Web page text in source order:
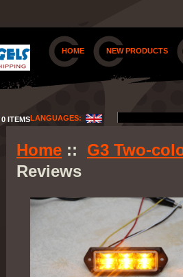
HOME NEW PRODUCTS
0 ITEMSLANGUAGES:
Home :: G3 Two-
Reviews